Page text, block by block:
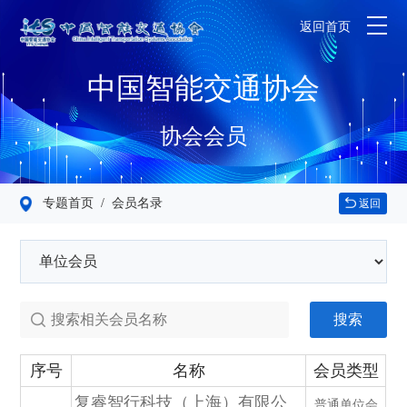
返回首页
中国智能交通协会
协会会员
专题首页 / 会员名录 返回
搜索
序号 名称 会员类型
复睿智行科技（上海）有限公